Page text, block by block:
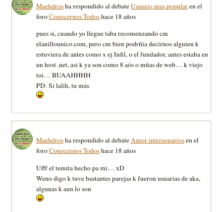
Maehdrosha respondido al debateUsuario mas popularen el
foroConocernos Todoshace 18 años
pues si, cuando yo llegue taba recomenzando cm
elanillounico.com, pero cm bien podrñia decirnos alguien k
estuviera de antes como x ej Infil, o el fundador, antes estaba en
un host .net, asi k ya son como 8 aós o mñas de web… k viejo
toi… BUAAHHHH
PD: Si lalih, tu más
Maehdrosha respondido al debateAmor interusuariosen el
foroConocernos Todoshace 18 años
Ufff el temita hecho pa mi… xD
Weno digo k tuve bastantes parejas k fueron usuarias de aka,
algunas k aun lo son